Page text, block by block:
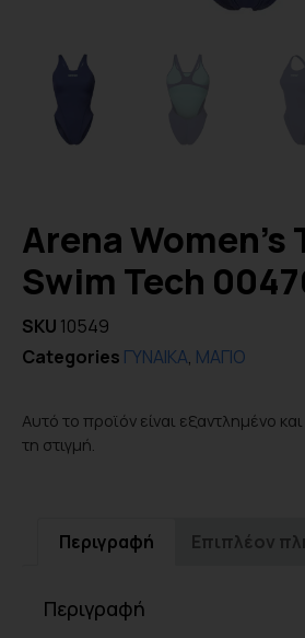
Arena Women’s
Swim Tech
SKU 10549
Categories ΓΥΝΑΙΚΑ, ΜΑΓΙΟ
Αυτό το προϊόν είναι εξαντλημένο
τη στιγμή.
Περιγραφή Επιπλέον
Περιγραφή